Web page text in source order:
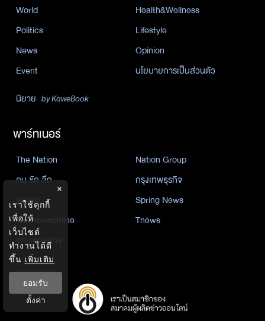
World
Health&Wellness
Politics
Lifestyle
News
Opinion
Event
นโยบายการเป็นส่วนตัว
นิยาย by KaweBook
พาร์ทเนอร์
The Nation
Nation Group
คม ชัด ลึก
กรุงเทพธุรกิจ
Nation
Spring News
Thainewsonline
Tnews
ฐานเศรษฐกิจ
×
เราใช้คุกกี้
เพื่อให้
เว็บไซต์
ทำงานได้ดี
ขึ้น เพิ่มเติม
ยอมรับ
ตั้งค่า